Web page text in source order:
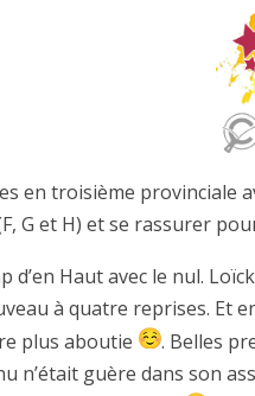
en troisième provinciale
G et H) et se rassurer
d’en Haut avec le nul.
à quatre reprises. Et
plus aboutie
. Belles
n’était guère dans son